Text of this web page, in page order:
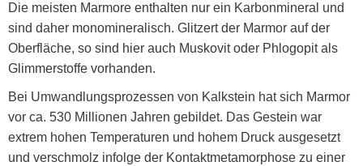
Die meisten Marmore enthalten nur ein Karbonmineral und
sind daher monomineralisch. Glitzert der Marmor auf der
Oberfläche, so sind hier auch Muskovit oder Phlogopit als
Glimmerstoffe vorhanden.
Bei Umwandlungsprozessen von Kalkstein hat sich Marmor
vor ca. 530 Millionen Jahren gebildet. Das Gestein war
extrem hohen Temperaturen und hohem Druck ausgesetzt
und verschmolz infolge der Kontaktmetamorphose zu einer